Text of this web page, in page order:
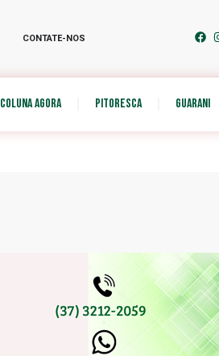
CONTATE-NOS
COLUNA AGORA PITORESCA GUARANI